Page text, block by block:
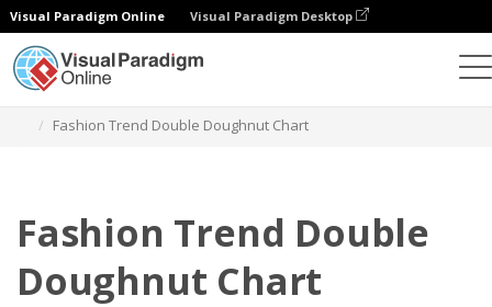
Visual Paradigm Online Visual Paradigm Desktop
Fashion Trend Double Doughnut Chart
Fashion Trend Double
Doughnut Chart